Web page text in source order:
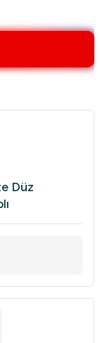
Düz